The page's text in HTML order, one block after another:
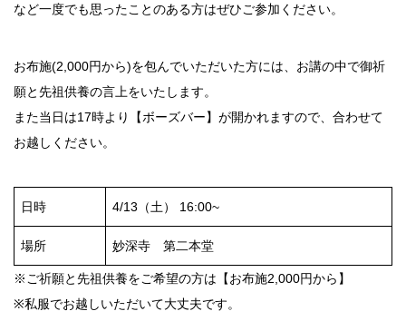
など一度でも思ったことのある方はぜひご参加ください。
お布施(2,000円から)を包んでいただいた方には、お講の中で御祈
願と先祖供養の言上をいたします。
また当日は17時より【ボーズバー】が開かれますので、合わせて
お越しください。
日時 4/13（土） 16:00~
場所 妙深寺 第二本堂
※ご祈願と先祖供養をご希望の方は【お布施2,000円から】
※私服でお越しいただいて大丈夫です。